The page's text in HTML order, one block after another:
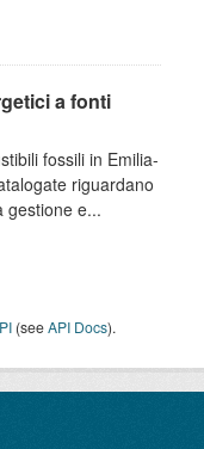
a fonti
fossili in Emilia-
riguardano
gestione e...
(seeAPI Docs).